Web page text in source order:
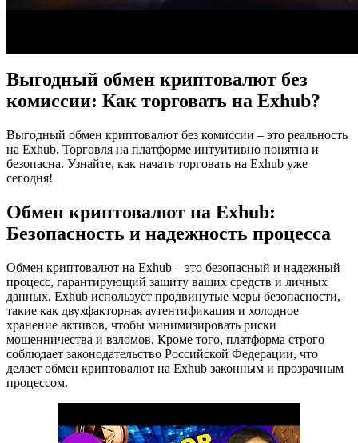
Выгодный обмен криптовалют без
комиссии: Как торговать на Exhub?
Выгодный обмен криптовалют без комиссии – это реальность
на Exhub. Торговля на платформе интуитивно понятна и
безопасна. Узнайте, как начать торговать на Exhub уже
сегодня!
Обмен криптовалют на Exhub:
Безопасность и надежность процесса
Обмен криптовалют на Exhub – это безопасный и надежный
процесс, гарантирующий защиту ваших средств и личных
данных. Exhub использует продвинутые меры безопасности,
такие как двухфакторная аутентификация и холодное
хранение активов, чтобы минимизировать риски
мошенничества и взломов. Кроме того, платформа строго
соблюдает законодательство Российской Федерации, что
делает обмен криптовалют на Exhub законным и прозрачным
процессом.